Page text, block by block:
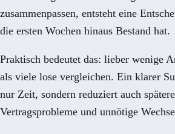
zusammenpassen, entsteht eine
die ersten Wochen hinaus Bestand hat.
Praktisch bedeutet das: lieber wenige
als viele lose vergleichen. Ein klarer
nur Zeit, sondern reduziert auch
Vertragsprobleme und unnötige